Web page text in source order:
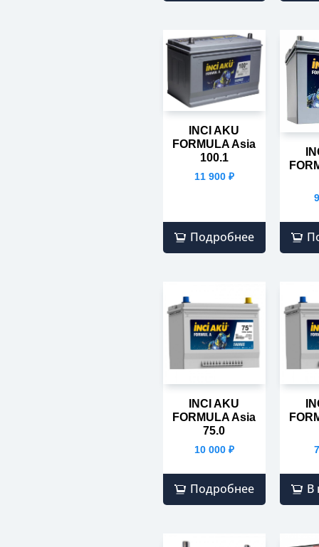
INCI AKU
FORMULA Asia
100.1
11 900 ₽
Подробнее
INCI AKU
FORMULA Asia
75.0
10 000 ₽
Подробнее В